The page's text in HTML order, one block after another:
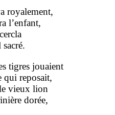
royalement,
l’enfant,
tigres jouaient
qui reposait,
vieux lion
dorée,